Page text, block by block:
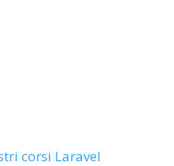
corsi Laravel